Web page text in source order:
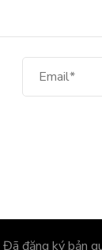
Đã đăng ký bản